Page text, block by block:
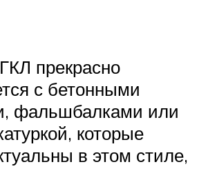
прекрасно
с бетонными
фальшбалками или
которые
в этом стиле,